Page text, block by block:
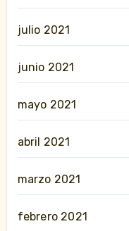
julio 2021
junio 2021
mayo 2021
abril 2021
marzo 2021
febrero 2021